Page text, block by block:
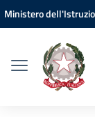
Vai ai contenuti
Vai al menu di
Vai al footer
Ministero